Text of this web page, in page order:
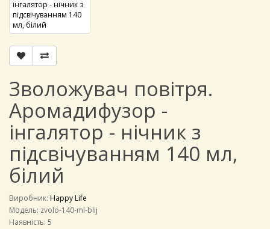
Зволожувач повітря.
Аромадифузор -
інгалятор - нічник з
підсвічуванням 140 мл,
білий
Виробник: Happy Life
Модель: zvolo-140-ml-blij
Наявність: 5